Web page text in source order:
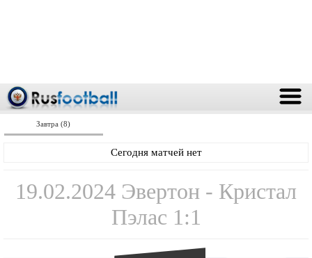
Завтра (8)
Сегодня матчей нет
19.02.2024 Эвертон - Кристал
Пэлас 1:1